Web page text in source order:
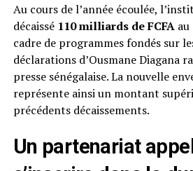
Au cours de l’année écoulée,
décaissé 110 milliards de FCFAau
cadre de programmes fondés sur
déclarations d’Ousmane Diagana
presse sénégalaise. La nouvelle
représente ainsi un montant
précédents décaissements.
Un partenariat